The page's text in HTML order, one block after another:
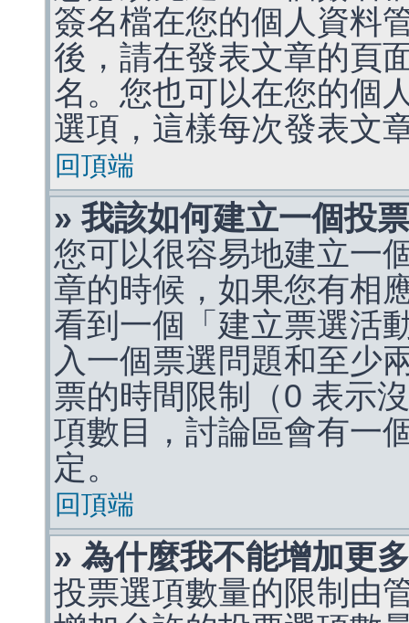
簽名檔在您的個人資料
後，請在發表文章的頁
名。您也可以在您的個
選項，這樣每次發表文
回頂端
» 我該如何建立一個投
您可以很容易地建立一
章的時候，如果您有相
看到一個「建立票選活
入一個票選問題和至少
票的時間限制（0 表示
項數目，討論區會有一
定。
回頂端
» 為什麼我不能增加更
投票選項數量的限制由